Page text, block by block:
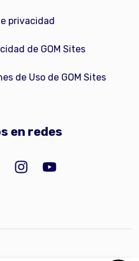
privacidad
de GOM Sites
de Uso de GOM Sites
en redes